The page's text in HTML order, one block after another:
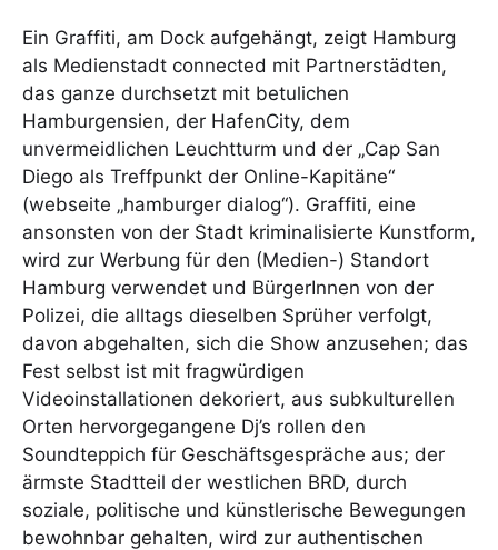
Ein Graffiti, am Dock aufgehängt, zeigt Hamburg
als Medienstadt connected mit Partnerstädten,
das ganze durchsetzt mit betulichen
Hamburgensien, der HafenCity, dem
unvermeidlichen Leuchtturm und der „Cap San
Diego als Treffpunkt der Online-Kapitäne“
(webseite „hamburger dialog“). Graffiti, eine
ansonsten von der Stadt kriminalisierte Kunstform,
wird zur Werbung für den (Medien-) Standort
Hamburg verwendet und BürgerInnen von der
Polizei, die alltags dieselben Sprüher verfolgt,
davon abgehalten, sich die Show anzusehen; das
Fest selbst ist mit fragwürdigen
Videoinstallationen dekoriert, aus subkulturellen
Orten hervorgegangene Dj’s rollen den
Soundteppich für Geschäftsgespräche aus; der
ärmste Stadtteil der westlichen BRD, durch
soziale, politische und künstlerische Bewegungen
bewohnbar gehalten, wird zur authentischen